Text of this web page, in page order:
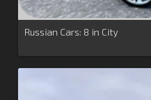
Russian Cars: 8 in City